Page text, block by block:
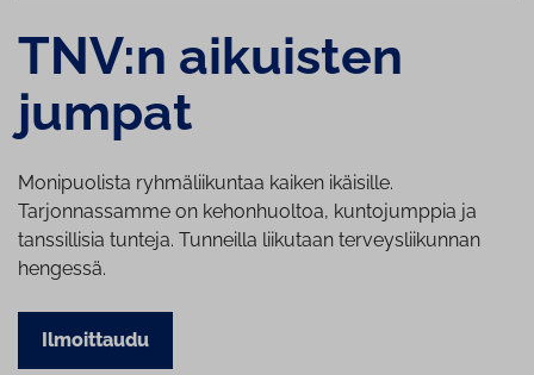
TNV:n aikuisten
jumpat
Monipuolista ryhmäliikuntaa kaiken ikäisille.
Tarjonnassamme on kehonhuoltoa, kuntojumppia ja
tanssillisia tunteja. Tunneilla liikutaan terveysliikunnan
hengessä.
Ilmoittaudu